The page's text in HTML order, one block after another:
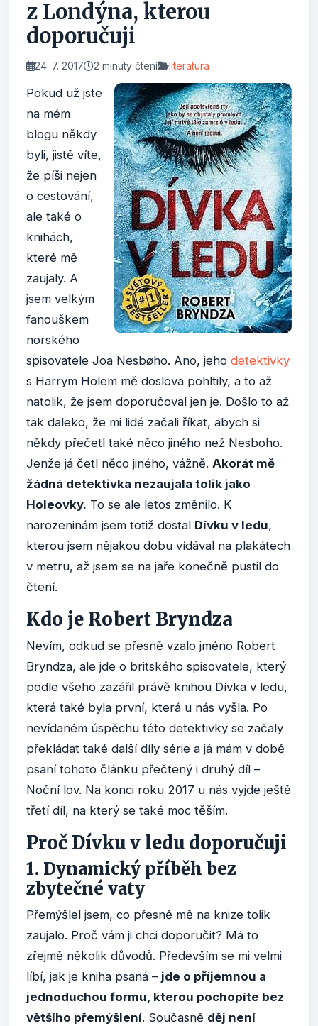
z Londýna, kterou
doporučuji
24. 7. 2017 2 minuty čtení literatura
Pokud už jste
na mém
blogu někdy
byli, jistě víte,
že píši nejen
o cestování,
ale také o
knihách,
které mě
zaujaly. A
jsem velkým
fanouškem
norského
spisovatele Joa Nesbøho. Ano, jeho detektivky
s Harrym Holem mě doslova pohltily, a to až
natolik, že jsem doporučoval jen je. Došlo to až
tak daleko, že mi lidé začali říkat, abych si
někdy přečetl také něco jiného než Nesboho.
Jenže já četl něco jiného, vážně. Akorát mě
žádná detektivka nezaujala tolik jako
Holeovky. To se ale letos změnilo. K
narozeninám jsem totiž dostal Dívku v ledu,
kterou jsem nějakou dobu vídával na plakátech
v metru, až jsem se na jaře konečně pustil do
čtení.
Kdo je Robert Bryndza
Nevím, odkud se přesně vzalo jméno Robert
Bryndza, ale jde o britského spisovatele, který
podle všeho zazářil právě knihou Dívka v ledu,
která také byla první, která u nás vyšla. Po
nevídaném úspěchu této detektivky se začaly
překládat také další díly série a já mám v době
psaní tohoto článku přečtený i druhý díl –
Noční lov. Na konci roku 2017 u nás vyjde ještě
třetí díl, na který se také moc těším.
Proč Dívku v ledu doporučuji
1. Dynamický příběh bez
zbytečné vaty
Přemýšlel jsem, co přesně mě na knize tolik
zaujalo. Proč vám ji chci doporučit? Má to
zřejmě několik důvodů. Především se mi velmi
líbí, jak je kniha psaná – jde o příjemnou a
jednoduchou formu, kterou pochopíte bez
většího přemýšlení. Současně děj není